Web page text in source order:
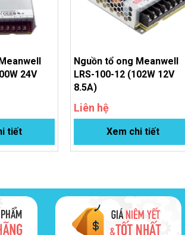
CV
AC/DC
0.76 kg
LRS-350-36 và
biến nhất là LRS-350-24(24V 14.6A) và LRS-
LRS-350-24
24V
tiết
Nguồn tổ ong Meanwell
LRS-100-12 (102W 12V
8.5A)
Liên hệ
Xem chi tiết